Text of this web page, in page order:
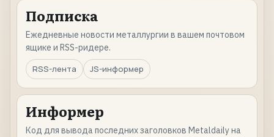
Подписка
Ежедневные новости металлургии в вашем почтовом
ящике и RSS-ридере.
RSS-лента
JS-информер
Информер
Код для вывода последних заголовков Metaldaily на